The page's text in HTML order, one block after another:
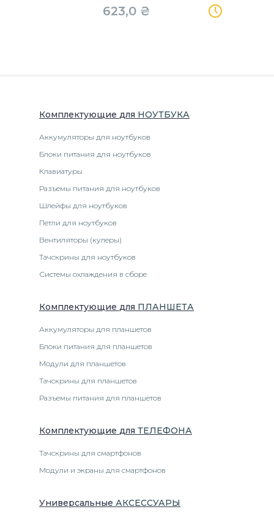
623,0 ₴
Комплектующие для НОУТБУКА
Аккумуляторы для ноутбуков
Блоки питания для ноутбуков
Клавиатуры
Разъемы питания для ноутбуков
Шлейфы для ноутбуков
Петли для ноутбуков
Вентиляторы (кулеры)
Тачскрины для ноутбуков
Системы охлаждения в сборе
Комплектующие для ПЛАНШЕТА
Аккумуляторы для планшетов
Блоки питания для планшетов
Модули для планшетов
Тачскрины для планшетов
Разъемы питания для планшетов
Комплектующие для ТЕЛЕФОНА
Тачскрины для смартфонов
Модули и экраны для смартфонов
Универсальные АКСЕССУАРЫ